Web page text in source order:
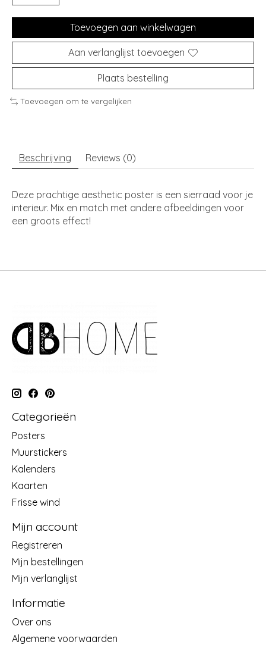
Toevoegen aan winkelwagen
Aan verlanglijst toevoegen
Plaats bestelling
Toevoegen om te vergelijken
Beschrijving Reviews (0)
Deze prachtige aesthetic poster is een sierraad voor je
interieur. Mix en match met andere afbeeldingen voor
een groots effect!
Categorieën
Posters
Muurstickers
Kalenders
Kaarten
Frisse wind
Mijn account
Registreren
Mijn bestellingen
Mijn verlanglijst
Informatie
Over ons
Algemene voorwaarden